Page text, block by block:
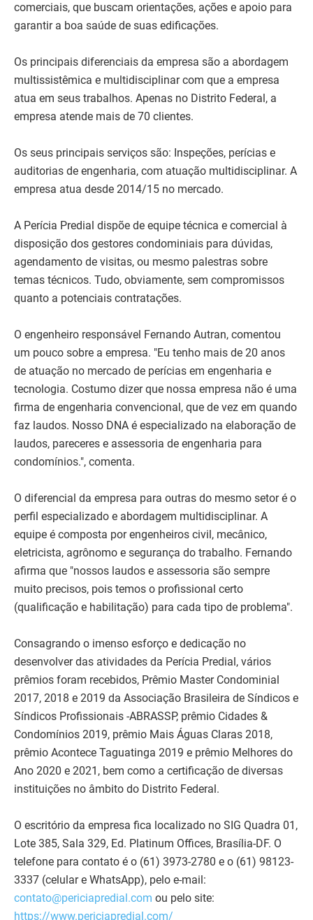
comerciais, que buscam orientações, ações e apoio para
garantir a boa saúde de suas edificações.
Os principais diferenciais da empresa são a abordagem
multissistêmica e multidisciplinar com que a empresa
atua em seus trabalhos. Apenas no Distrito Federal, a
empresa atende mais de 70 clientes.
Os seus principais serviços são: Inspeções, perícias e
auditorias de engenharia, com atuação multidisciplinar. A
empresa atua desde 2014/15 no mercado.
A Perícia Predial dispõe de equipe técnica e comercial à
disposição dos gestores condominiais para dúvidas,
agendamento de visitas, ou mesmo palestras sobre
temas técnicos. Tudo, obviamente, sem compromissos
quanto a potenciais contratações.
O engenheiro responsável Fernando Autran, comentou
um pouco sobre a empresa. "Eu tenho mais de 20 anos
de atuação no mercado de perícias em engenharia e
tecnologia. Costumo dizer que nossa empresa não é uma
firma de engenharia convencional, que de vez em quando
faz laudos. Nosso DNA é especializado na elaboração de
laudos, pareceres e assessoria de engenharia para
condomínios.", comenta.
O diferencial da empresa para outras do mesmo setor é o
perfil especializado e abordagem multidisciplinar. A
equipe é composta por engenheiros civil, mecânico,
eletricista, agrônomo e segurança do trabalho. Fernando
afirma que "nossos laudos e assessoria são sempre
muito precisos, pois temos o profissional certo
(qualificação e habilitação) para cada tipo de problema".
Consagrando o imenso esforço e dedicação no
desenvolver das atividades da Perícia Predial, vários
prêmios foram recebidos, Prêmio Master Condominial
2017, 2018 e 2019 da Associação Brasileira de Síndicos e
Síndicos Profissionais -ABRASSP, prêmio Cidades &
Condomínios 2019, prêmio Mais Águas Claras 2018,
prêmio Acontece Taguatinga 2019 e prêmio Melhores do
Ano 2020 e 2021, bem como a certificação de diversas
instituições no âmbito do Distrito Federal.
O escritório da empresa fica localizado no SIG Quadra 01,
Lote 385, Sala 329, Ed. Platinum Offices, Brasília-DF. O
telefone para contato é o (61) 3973-2780 e o (61) 98123-
3337 (celular e WhatsApp), pelo e-mail:
contato@periciapredial.com ou pelo site:
https://www.periciapredial.com/